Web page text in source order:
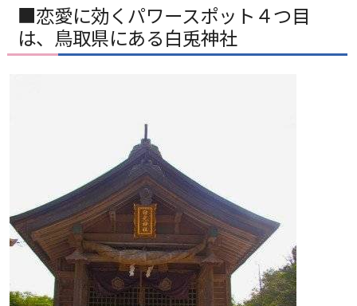
■恋愛に効くパワースポット４つ目
は、鳥取県にある白兎神社